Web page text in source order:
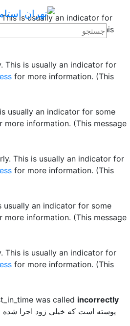
is usually an indicator for
for more information. (This
This is usually an indicator for
for more information. (This
usually an indicator for some
more information. (This message
This is usually an indicator for
for more information. (This
an indicator for some
more information. (This message
This is usually an indicator for
for more information. (This
was called incorrectly
پوسته است که خیلی زود اجرا شده